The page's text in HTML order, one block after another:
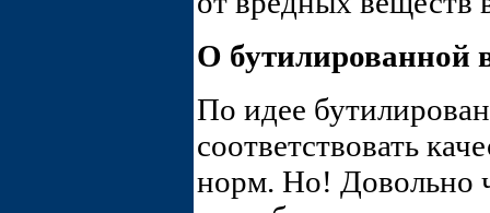
О бутилированной
По идее
соответствовать
норм. Но! Довольно